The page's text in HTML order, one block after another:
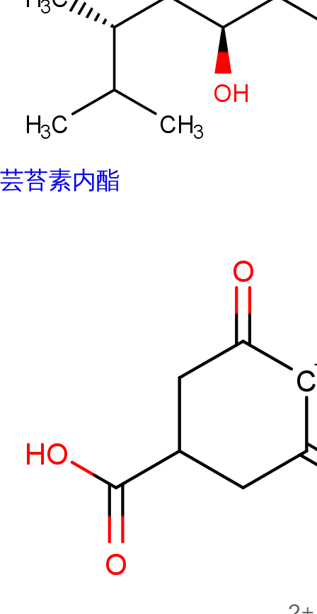
芸苔素内酯